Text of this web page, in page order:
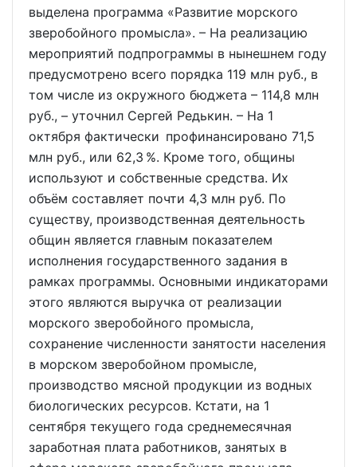
выделена программа «Развитие морского
зверобойного промысла». – На реализацию
мероприятий подпрограммы в нынешнем году
предусмотрено всего порядка 119 млн руб., в
том числе из окружного бюджета – 114,8 млн
руб., – уточнил Сергей Редькин. – На 1
октября фактически профинансировано 71,5
млн руб., или 62,3 %. Кроме того, общины
используют и собственные средства. Их
объём составляет почти 4,3 млн руб. По
существу, производственная деятельность
общин является главным показателем
исполнения государственного задания в
рамках программы. Основными индикаторами
этого являются выручка от реализации
морского зверобойного промысла,
сохранение численности занятости населения
в морском зверобойном промысле,
производство мясной продукции из водных
биологических ресурсов. Кстати, на 1
сентября текущего года среднемесячная
заработная плата работников, занятых в